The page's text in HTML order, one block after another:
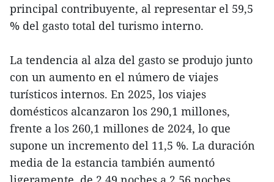
principal contribuyente, al representar el 59,5
% del gasto total del turismo interno.
La tendencia al alza del gasto se produjo junto
con un aumento en el número de viajes
turísticos internos. En 2025, los viajes
domésticos alcanzaron los 290,1 millones,
frente a los 260,1 millones de 2024, lo que
supone un incremento del 11,5 %. La duración
media de la estancia también aumentó